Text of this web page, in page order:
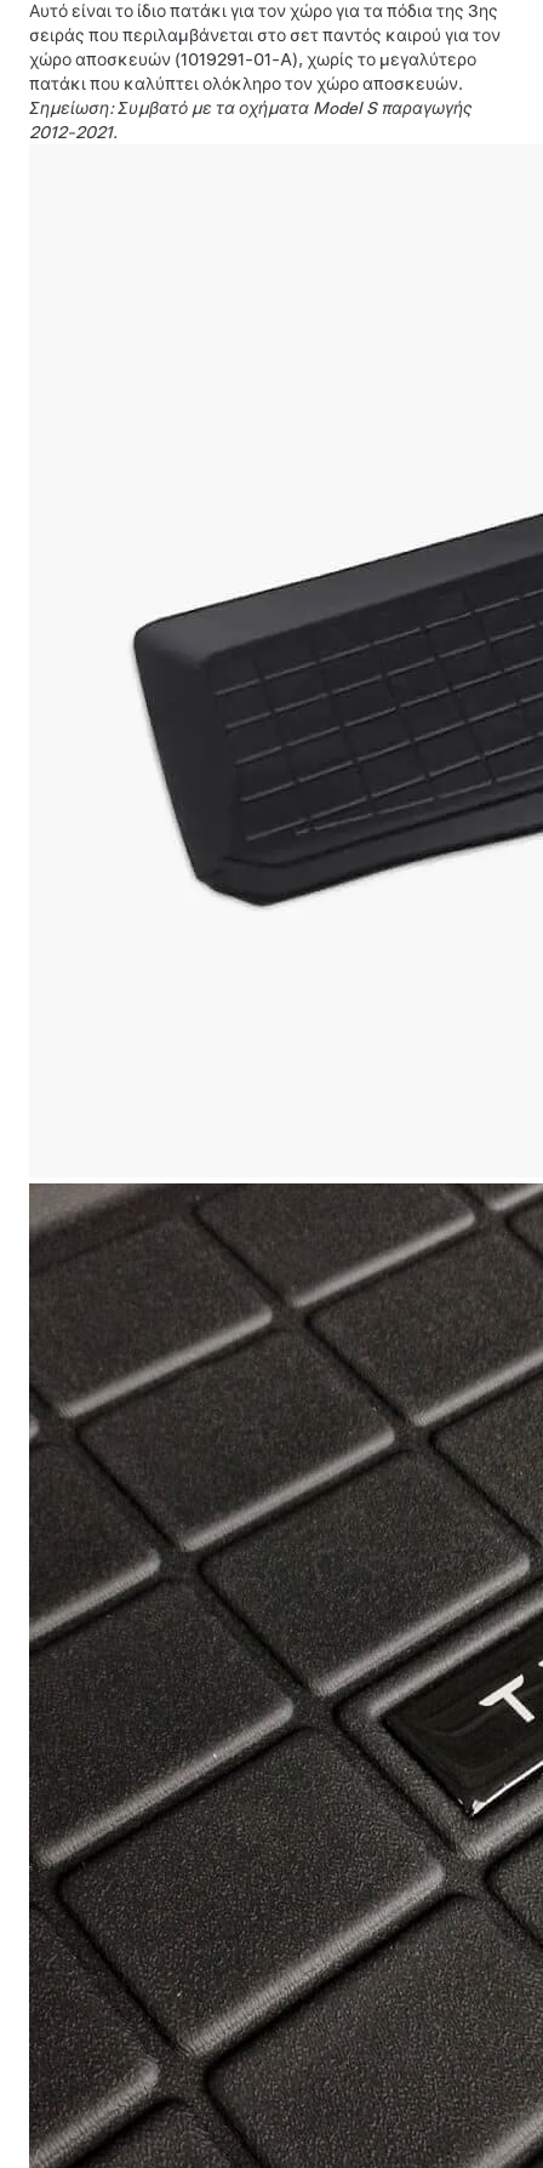
Αυτό είναι το ίδιο πατάκι για τον χώρο για τα πόδια της 3ης
σειράς που περιλαμβάνεται στο σετ παντός καιρού για τον
χώρο αποσκευών (1019291-01-A), χωρίς το μεγαλύτερο
πατάκι που καλύπτει ολόκληρο τον χώρο αποσκευών.
Σημείωση: Συμβατό με τα οχήματα Model S παραγωγής
2012-2021.